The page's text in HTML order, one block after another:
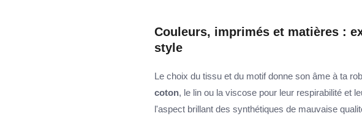
Couleurs, imprimés et matières :
style
Le choix du tissu et du motif donne son âme à ta
coton, le lin ou la viscose pour leur respirabilité et
l'aspect brillant des synthétiques de mauvaise